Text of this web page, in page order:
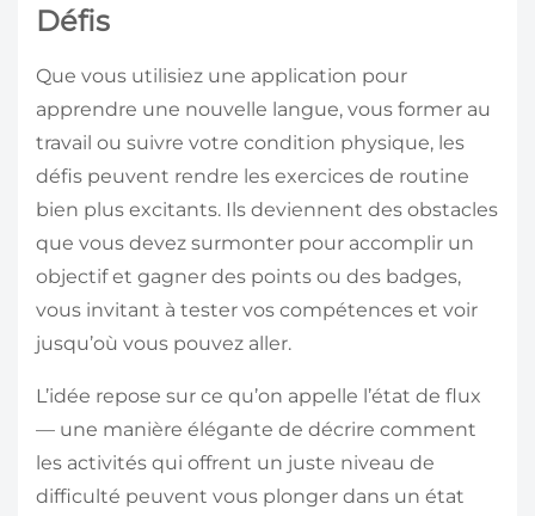
Défis
Que vous utilisiez une application pour
apprendre une nouvelle langue, vous former au
travail ou suivre votre condition physique, les
défis peuvent rendre les exercices de routine
bien plus excitants. Ils deviennent des obstacles
que vous devez surmonter pour accomplir un
objectif et gagner des points ou des badges,
vous invitant à tester vos compétences et voir
jusqu’où vous pouvez aller.
L’idée repose sur ce qu’on appelle l’état de flux
— une manière élégante de décrire comment
les activités qui offrent un juste niveau de
difficulté peuvent vous plonger dans un état